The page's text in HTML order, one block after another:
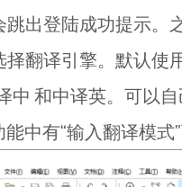
出登陆成功提示。
翻译引擎。默认使
中 和中译英。可以
中有“输入翻译模式